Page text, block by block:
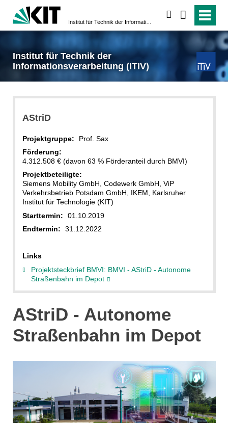
Institut für Technik der
Informationsverarbeitung (ITIV)
AStriD
Projektgruppe:
Prof. Sax
Förderung:
4.312.508 € (davon 63 % Förderanteil durch BMVI)
Projektbeteiligte:
Siemens Mobility GmbH, Codewerk GmbH, ViP
Verkehrsbetrieb Potsdam GmbH, IKEM, Karlsruher
Institut für Technologie (KIT)
Starttermin:
01.10.2019
Endtermin:
31.12.2022
Links
Projektsteckbrief BMVI: BMVI - AStriD - Autonome
Straßenbahn im Depot
AStriD - Autonome
Straßenbahn im Depot